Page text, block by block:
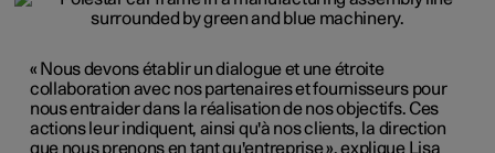
« Nous devons établir un dialogue et une étroite
collaboration avec nos partenaires et fournisseurs pour
nous entraider dans la réalisation de nos objectifs. Ces
actions leur indiquent, ainsi qu'à nos clients, la direction
que nous prenons en tant qu'entreprise », explique Lisa